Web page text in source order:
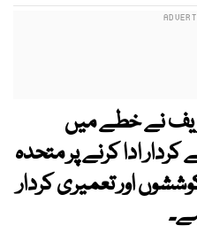
نے خطے میں
ادا کرنے پر متحدہ
اور تعمیری کردار